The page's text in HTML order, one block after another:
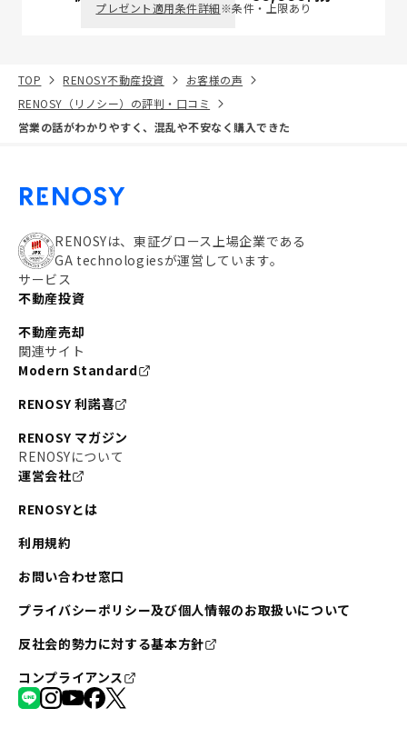
プレゼント適用条件詳細※条件・上限あり
TOP RENOSY不動産投資
お客様の声
RENOSY（リノシー）の評判・口コミ
営業の話がわかりやすく、混乱や不安なく購入できた
RENOSYは、東証グロース上場企業である
GA technologiesが運営しています。
サービス
不動産投資
不動産売却
関連サイト
Modern Standard
RENOSY 利諾喜
RENOSY マガジン
RENOSYについて
運営会社
RENOSYとは
利用規約
お問い合わせ窓口
プライバシーポリシー及び個人情報のお取扱いについて
反社会的勢力に対する基本方針
コンプライアンス